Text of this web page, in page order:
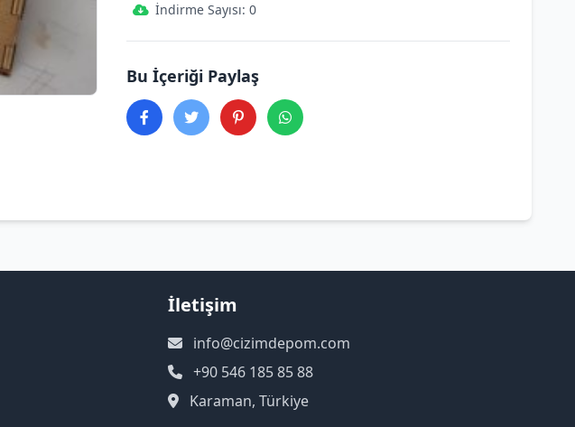
İndirme Sayısı: 0
Bu İçeriği Paylaş
İletişim
info@cizimdepom.com
+90 546 185 85 88
Karaman, Türkiye